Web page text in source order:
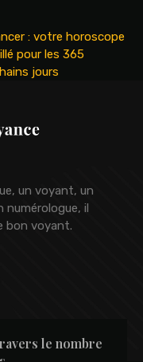
: votre horoscope
pour les 365
jours
un voyant, un
numérologue, il
bon voyant.
le nombre